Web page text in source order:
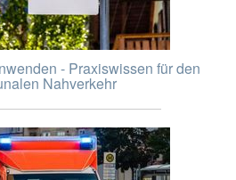
- Praxiswissen für den
Nahverkehr